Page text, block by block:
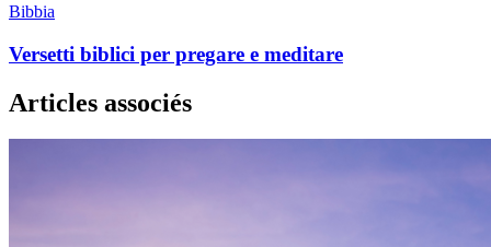
Bibbia
Versetti biblici per pregare e meditare
Articles associés